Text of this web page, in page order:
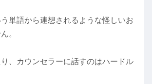
う単語から連想されるような怪しいお
。
、カウンセラーに話すのはハードル